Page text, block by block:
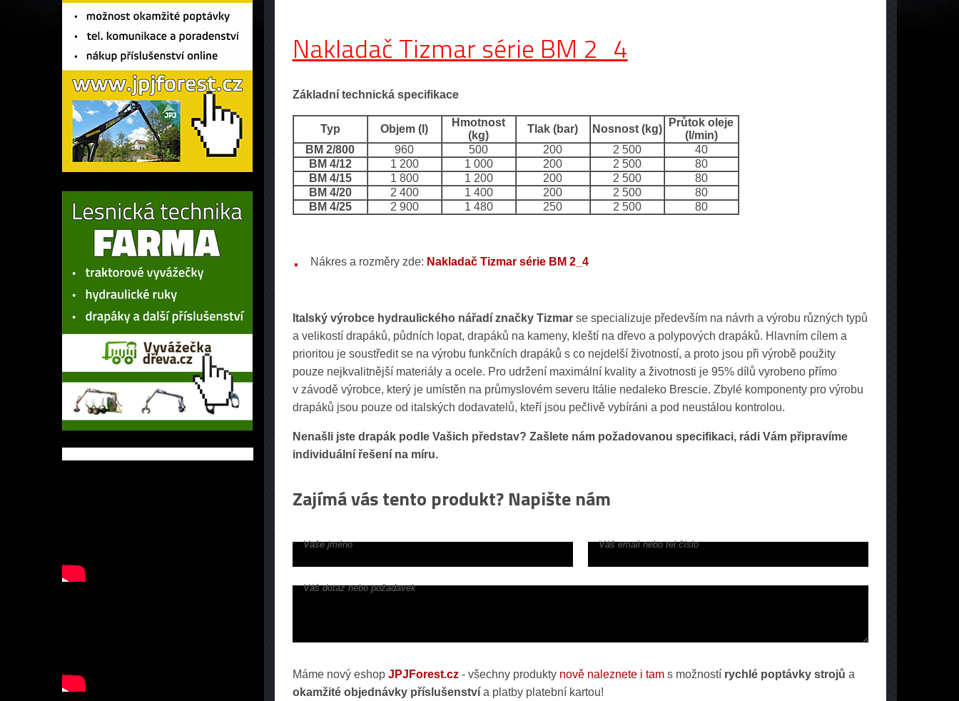
Nakladač Tizmar série BM 2_4
Základní technická specifikace
Typ Objem (l)
Hmotnost
(kg)
Tlak (bar) Nosnost (kg)
Průtok oleje
(l/min)
BM 2/800
960 500 200 2 500
40
BM 4/12
1 200 1 000 200 2 500
80
BM 4/15
1 800 1 200 200 2 500
80
BM 4/20
2 400 1 400 200 2 500
80
BM 4/25
2 900 1 480 250 2 500 80
Nákres a rozměry zde: Nakladač Tizmar série BM 2_4
Italský výrobce hydraulického nářadí značky Tizmarse specializuje především na návrh a výrobu různých typů
a velikostí drapáků, půdních lopat, drapáků na kameny, kleští na dřevo a polypových drapáků. Hlavním cílem a
prioritou je soustředit se na výrobu funkčních drapáků s co nejdelší životností, a proto jsou při výrobě použity
pouze nejkvalitnější materiály a ocele. Pro udržení maximální kvality a životnosti je 95% dílů vyrobeno přímo
v závodě výrobce, který je umístěn na průmyslovém severu Itálie nedaleko Brescie. Zbylé komponenty pro výrobu
drapáků jsou pouze od italských dodavatelů, kteří jsou pečlivě vybíráni a pod neustálou kontrolou.
Nenašli jste drapák podle Vašich představ? Zašlete nám požadovanou specifikaci, rádi Vám připravíme
individuální řešení na míru.
Zajímá vás tento produkt? Napište nám
Vaše jméno Váš email nebo tel.číslo
Váš dotaz nebo požadavek
Máme nový eshop JPJForest.cz- všechny produkty nově naleznete i tams možností rychlé poptávky strojů a
okamžité objednávky příslušenstvía platby platební kartou!